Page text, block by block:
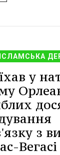
ІСЛАМСЬКА
у
з